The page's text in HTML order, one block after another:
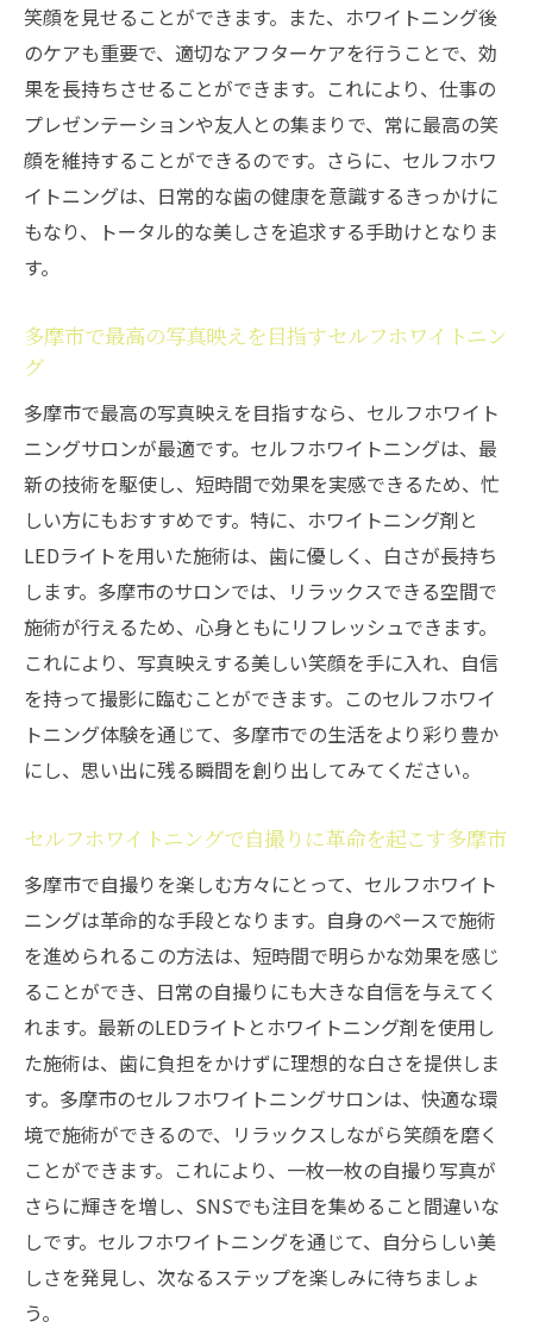
笑顔を見せることができます。また、ホワイトニング後
のケアも重要で、適切なアフターケアを行うことで、効
果を長持ちさせることができます。これにより、仕事の
プレゼンテーションや友人との集まりで、常に最高の笑
顔を維持することができるのです。さらに、セルフホワ
イトニングは、日常的な歯の健康を意識するきっかけに
もなり、トータル的な美しさを追求する手助けとなりま
す。
多摩市で最高の写真映えを目指すセルフホワイトニン
グ
多摩市で最高の写真映えを目指すなら、セルフホワイト
ニングサロンが最適です。セルフホワイトニングは、最
新の技術を駆使し、短時間で効果を実感できるため、忙
しい方にもおすすめです。特に、ホワイトニング剤と
LEDライトを用いた施術は、歯に優しく、白さが長持ち
します。多摩市のサロンでは、リラックスできる空間で
施術が行えるため、心身ともにリフレッシュできます。
これにより、写真映えする美しい笑顔を手に入れ、自信
を持って撮影に臨むことができます。このセルフホワイ
トニング体験を通じて、多摩市での生活をより彩り豊か
にし、思い出に残る瞬間を創り出してみてください。
セルフホワイトニングで自撮りに革命を起こす多摩市
多摩市で自撮りを楽しむ方々にとって、セルフホワイト
ニングは革命的な手段となります。自身のペースで施術
を進められるこの方法は、短時間で明らかな効果を感じ
ることができ、日常の自撮りにも大きな自信を与えてく
れます。最新のLEDライトとホワイトニング剤を使用し
た施術は、歯に負担をかけずに理想的な白さを提供しま
す。多摩市のセルフホワイトニングサロンは、快適な環
境で施術ができるので、リラックスしながら笑顔を磨く
ことができます。これにより、一枚一枚の自撮り写真が
さらに輝きを増し、SNSでも注目を集めること間違いな
しです。セルフホワイトニングを通じて、自分らしい美
しさを発見し、次なるステップを楽しみに待ちましょ
う。